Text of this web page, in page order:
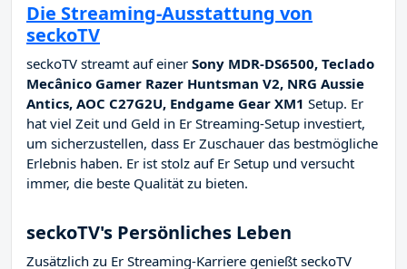
Die Streaming-Ausstattung von
seckoTV
seckoTV streamt auf einer Sony MDR-DS6500, Teclado
Mecânico Gamer Razer Huntsman V2, NRG Aussie
Antics, AOC C27G2U, Endgame Gear XM1 Setup. Er
hat viel Zeit und Geld in Er Streaming-Setup investiert,
um sicherzustellen, dass Er Zuschauer das bestmögliche
Erlebnis haben. Er ist stolz auf Er Setup und versucht
immer, die beste Qualität zu bieten.
seckoTV's Persönliches Leben
Zusätzlich zu Er Streaming-Karriere genießt seckoTV